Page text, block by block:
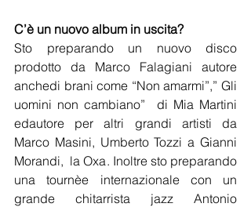
C’è un nuovo album in uscita?
Sto preparando un nuovo disco
prodotto da Marco Falagiani autore
anchedi brani come “Non amarmi”,” Gli
uomini non cambiano”  di Mia Martini
edautore per altri grandi artisti da
Marco Masini, Umberto Tozzi a Gianni
Morandi,  la Oxa. Inoltre sto preparando
una tournèe internazionale con un
grande chitarrista jazz Antonio